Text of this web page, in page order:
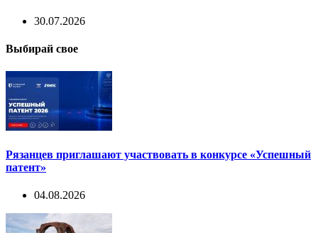
30.07.2026
Выбирай свое
Рязанцев приглашают участвовать в конкурсе «Успешный
патент»
04.08.2026